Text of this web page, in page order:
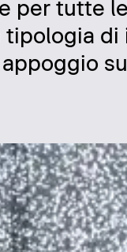
per tutte